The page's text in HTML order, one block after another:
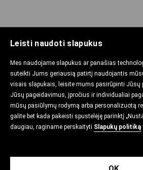
Leisti naudoti slapukus
Mes naudojame slapukus ar panašias
suteikti Jums geriausią patirtį naudojantis
visais slapukais, leisite mums pasirūpinti Jūsų
Jūsų pageidavimus, įpročius ir individualiai
mūsų pasiūlymų rodymą arba personalizuotą
galite bet kada pakeisti spustelėję parinktį
daugiau, raginame perskaityti Slapukų politiką